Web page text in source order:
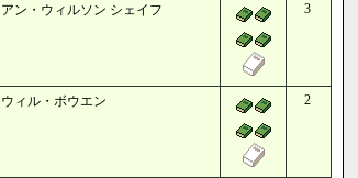
アン・ウィルソン シェイフ 3
ウィル・ボウエン 2